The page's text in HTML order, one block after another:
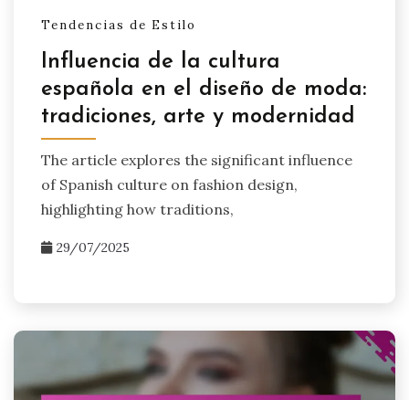
Tendencias de Estilo
Influencia de la cultura
española en el diseño de moda:
tradiciones, arte y modernidad
The article explores the significant influence
of Spanish culture on fashion design,
highlighting how traditions,
29/07/2025